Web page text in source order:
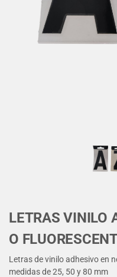
LETRAS VINILO
O
Letras de vinilo adhesivo en
medidas de 25, 50 y 80 mm